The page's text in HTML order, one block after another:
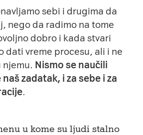
sebi i drugima da
nego da radimo na tome
dobro i kada stvari
dati vreme procesu, ali i ne
Nismo se naučili
naš zadatak, i za sebe i za
.
u kome su ljudi stalno